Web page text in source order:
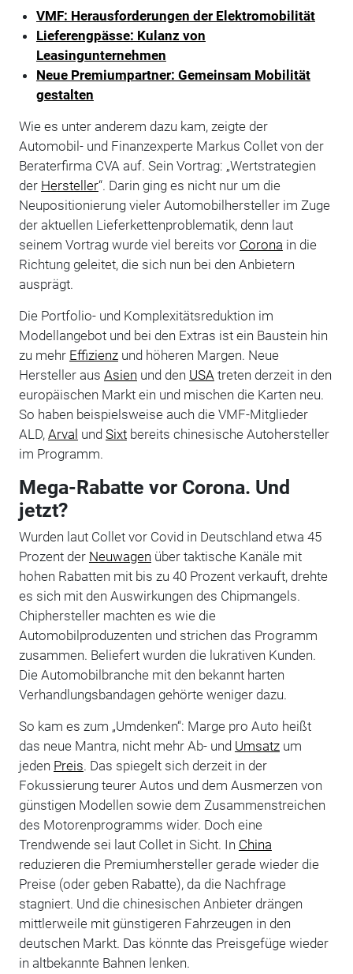
VMF: Herausforderungen der Elektromobilität
Lieferengpässe: Kulanz von
Leasingunternehmen
Neue Premiumpartner: Gemeinsam Mobilität
gestalten
Wie es unter anderem dazu kam, zeigte der
Automobil- und Finanzexperte Markus Collet von der
Beraterfirma CVA auf. Sein Vortrag: „Wertstrategien
der Hersteller“. Darin ging es nicht nur um die
Neupositionierung vieler Automobilhersteller im Zuge
der aktuellen Lieferkettenproblematik, denn laut
seinem Vortrag wurde viel bereits vor Corona in die
Richtung geleitet, die sich nun bei den Anbietern
ausprägt.
Die Portfolio- und Komplexitätsreduktion im
Modellangebot und bei den Extras ist ein Baustein hin
zu mehr Effizienzund höheren Margen. Neue
Hersteller aus Asien und den USA treten derzeit in den
europäischen Markt ein und mischen die Karten neu.
So haben beispielsweise auch die VMF-Mitglieder
ALD, Arval und Sixtbereits chinesische Autohersteller
im Programm.
Mega-Rabatte vor Corona. Und
jetzt?
Wurden laut Collet vor Covid in Deutschland etwa 45
Prozent der Neuwagen über taktische Kanäle mit
hohen Rabatten mit bis zu 40 Prozent verkauft, drehte
es sich mit den Auswirkungen des Chipmangels.
Chiphersteller machten es wie die
Automobilproduzenten und strichen das Programm
zusammen. Beliefert wurden die lukrativen Kunden.
Die Automobilbranche mit den bekannt harten
Verhandlungsbandagen gehörte weniger dazu.
So kam es zum „Umdenken“: Marge pro Auto heißt
das neue Mantra, nicht mehr Ab- und Umsatzum
jeden Preis. Das spiegelt sich derzeit in der
Fokussierung teurer Autos und dem Ausmerzen von
günstigen Modellen sowie dem Zusammenstreichen
des Motorenprogramms wider. Doch eine
Trendwende sei laut Collet in Sicht. In China
reduzieren die Premiumhersteller gerade wieder die
Preise (oder geben Rabatte), da die Nachfrage
stagniert. Und die chinesischen Anbieter drängen
mittlerweile mit günstigeren Fahrzeugen in den
deutschen Markt. Das könnte das Preisgefüge wieder
in altbekannte Bahnen lenken.